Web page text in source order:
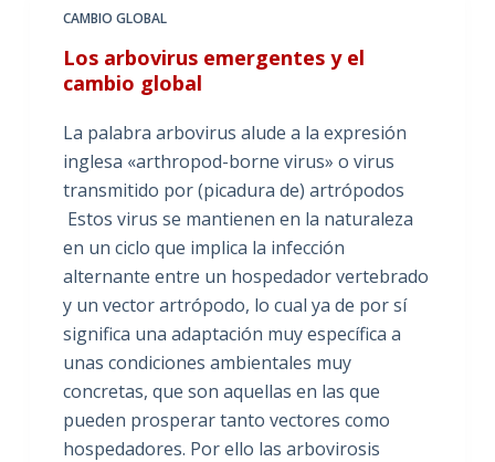
CAMBIO GLOBAL
Los arbovirus emergentes y el
cambio global
La palabra arbovirus alude a la expresión
inglesa «arthropod-borne virus» o virus
transmitido por (picadura de) artrópodos
Estos virus se mantienen en la naturaleza
en un ciclo que implica la infección
alternante entre un hospedador vertebrado
y un vector artrópodo, lo cual ya de por sí
significa una adaptación muy específica a
unas condiciones ambientales muy
concretas, que son aquellas en las que
pueden prosperar tanto vectores como
hospedadores. Por ello las arbovirosis